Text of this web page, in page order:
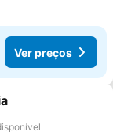
Ver preços
favoritos